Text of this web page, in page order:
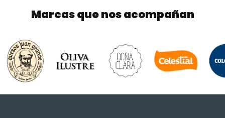
Marcas que nos acompañan